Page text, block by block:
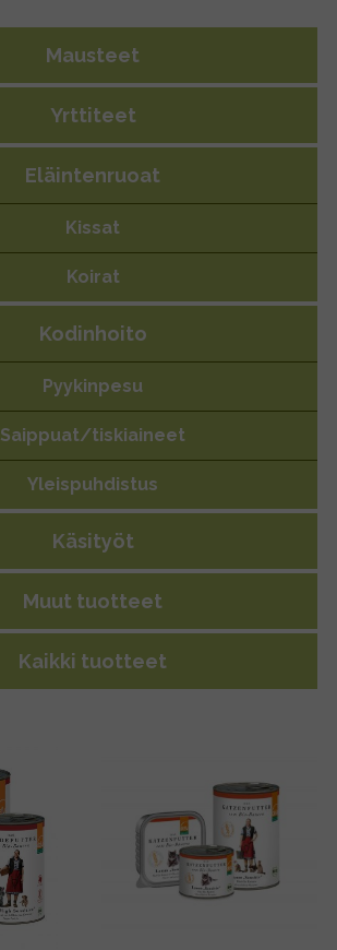
Defu
Mausteet
Yrttiteet
Eläintenruoat
Kissat
Koirat
Kodinhoito
Pyykinpesu
Saippuat/tiskiaineet
Yleispuhdistus
Käsityöt
Muut tuotteet
Kaikki tuotteet